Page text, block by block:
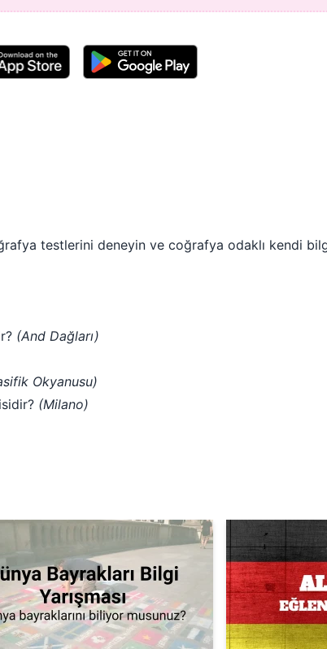
testlerini deneyin ve coğrafya odaklı kendi bilgi
(And Dağları)
Okyanusu)
(Milano)